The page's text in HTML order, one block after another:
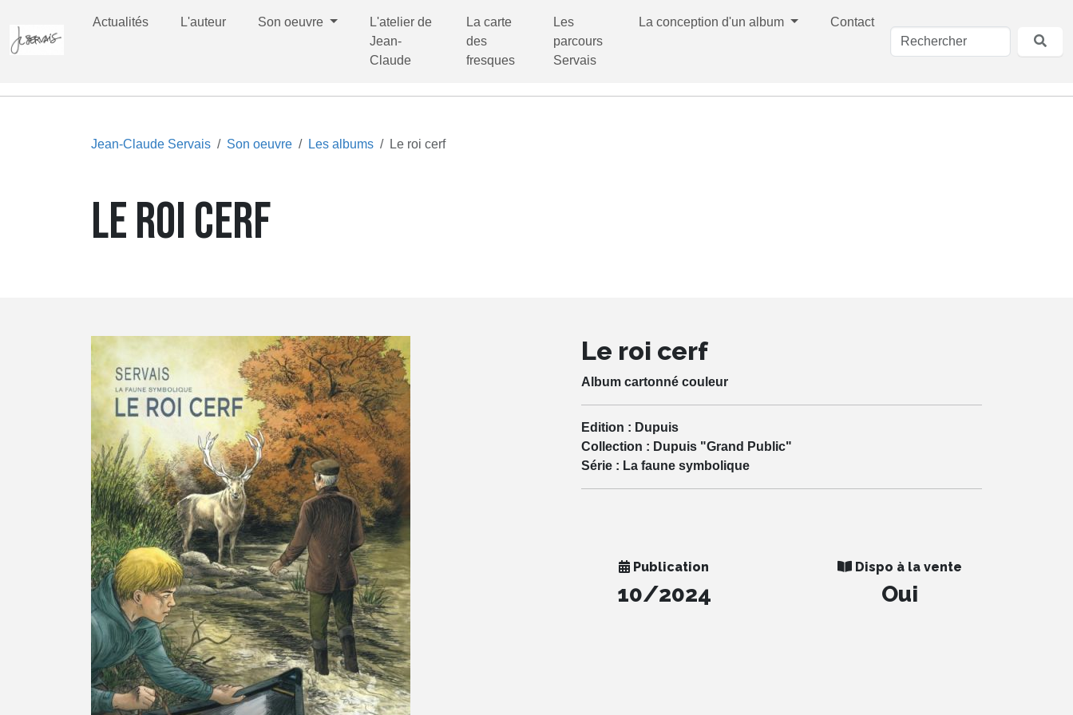
Actualités L'auteur Son oeuvre
L'atelier de
Jean-
Claude
La carte
des
fresques
Les
parcours
Servais
La conception d'un album Contact
Jean-Claude Servais Son oeuvre Les albums Le roi cerf
LE ROI CERF
Le roi cerf
Album cartonné couleur
Edition : Dupuis
Collection : Dupuis "Grand Public"
Série : La faune symbolique
Publication
10/2024
Dispo à la vente
Oui